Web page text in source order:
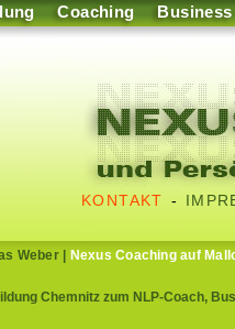
Coaching Business
KONTAKT -
Weber| Nexus Coaching auf
Chemnitz zum NLP-Coach,